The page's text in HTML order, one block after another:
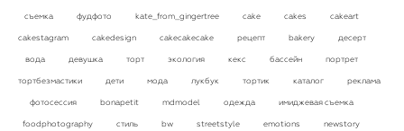
съемка фудфото kate_from_gingertree cake cakes cakeart
cakestagram cakedesign cakecakecake рецепт bakery десерт
вода девушка торт экология кекс бассейн портрет
тортбезмастики дети мода лукбук тортик каталог реклама
фотосессия bonapetit mdmodel одежда имиджевая съемка
foodphotography стиль bw streetstyle emotions newstory